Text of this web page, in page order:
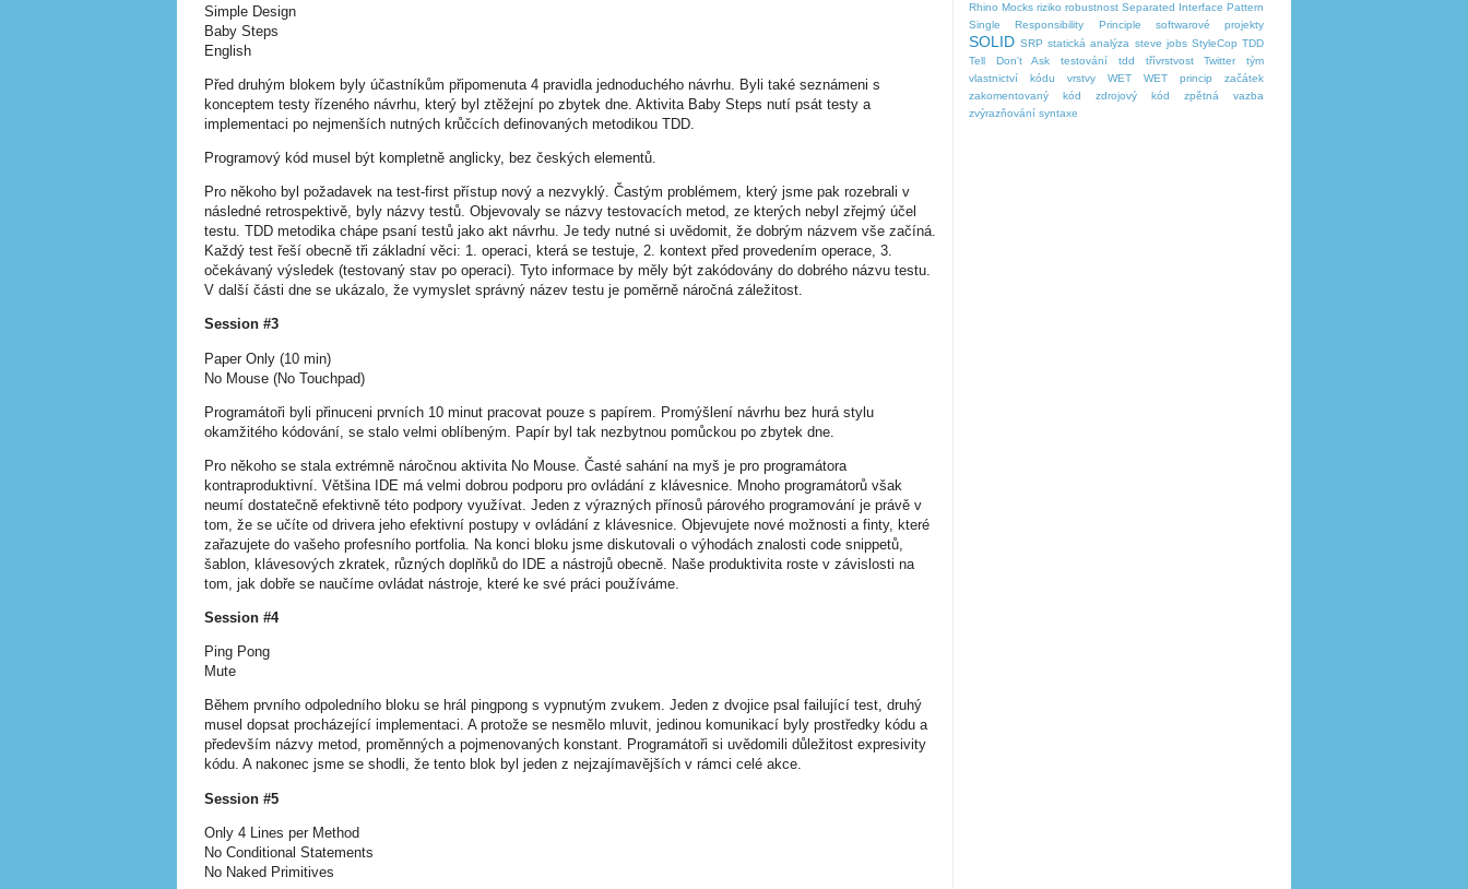
Simple Design
Baby Steps
English
Před druhým blokem byly účastníkům připomenuta 4 pravidla jednoduchého návrhu. Byli také seznámeni s
konceptem testy řízeného návrhu, který byl ztěžejní po zbytek dne. Aktivita Baby Steps nutí psát testy a
implementaci po nejmenších nutných krůčcích definovaných metodikou TDD.
Programový kód musel být kompletně anglicky, bez českých elementů.
Pro někoho byl požadavek na test-first přístup nový a nezvyklý. Častým problémem, který jsme pak rozebrali v
následné retrospektivě, byly názvy testů. Objevovaly se názvy testovacích metod, ze kterých nebyl zřejmý účel
testu. TDD metodika chápe psaní testů jako akt návrhu. Je tedy nutné si uvědomit, že dobrým názvem vše začíná.
Každý test řeší obecně tři základní věci: 1. operaci, která se testuje, 2. kontext před provedením operace, 3.
očekávaný výsledek (testovaný stav po operaci). Tyto informace by měly být zakódovány do dobrého názvu testu.
V další části dne se ukázalo, že vymyslet správný název testu je poměrně náročná záležitost.
Session #3
Paper Only (10 min)
No Mouse (No Touchpad)
Programátoři byli přinuceni prvních 10 minut pracovat pouze s papírem. Promýšlení návrhu bez hurá stylu
okamžitého kódování, se stalo velmi oblíbeným. Papír byl tak nezbytnou pomůckou po zbytek dne.
Pro někoho se stala extrémně náročnou aktivita No Mouse. Časté sahání na myš je pro programátora
kontraproduktivní. Většina IDE má velmi dobrou podporu pro ovládání z klávesnice. Mnoho programátorů však
neumí dostatečně efektivně této podpory využívat. Jeden z výrazných přínosů párového programování je právě v
tom, že se učíte od drivera jeho efektivní postupy v ovládání z klávesnice. Objevujete nové možnosti a finty, které
zařazujete do vašeho profesního portfolia. Na konci bloku jsme diskutovali o výhodách znalosti code snippetů,
šablon, klávesových zkratek, různých doplňků do IDE a nástrojů obecně. Naše produktivita roste v závislosti na
tom, jak dobře se naučíme ovládat nástroje, které ke své práci používáme.
Session #4
Ping Pong
Mute
Během prvního odpoledního bloku se hrál pingpong s vypnutým zvukem. Jeden z dvojice psal failující test, druhý
musel dopsat procházející implementaci. A protože se nesmělo mluvit, jedinou komunikací byly prostředky kódu a
především názvy metod, proměnných a pojmenovaných konstant. Programátoři si uvědomili důležitost expresivity
kódu. A nakonec jsme se shodli, že tento blok byl jeden z nejzajímavějších v rámci celé akce.
Session #5
Only 4 Lines per Method
No Conditional Statements
No Naked Primitives
Rhino Mocks riziko robustnost Separated Interface Pattern
Single Responsibility Principle
softwarové projekty
SOLID SRP statická analýza steve jobs StyleCop TDD
Tell Don't Ask
testování tdd třívrstvost Twitter
tým
vlastnictví kódu
vrstvy WET WET princip
začátek
zakomentovaný kód
zdrojový kód
zpětná vazba
zvýrazňování syntaxe